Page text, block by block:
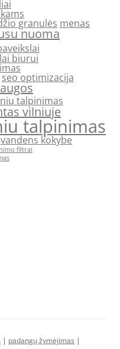
granulės menas
nuoma
biurui
seo optimizacija
talpinimas
vilniuje
talpinimas
vandens kokybe
filtrai
| padangų žymėjimas |